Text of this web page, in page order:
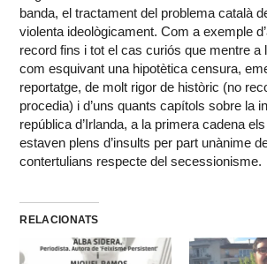
banda, el tractament del problema català
violenta ideològicament. Com a exemple
record fins i tot el cas curiós que mentre a
com esquivant una hipotètica censura,
reportatge, de molt rigor de històric (no
procedia) i d’uns quants capítols sobre la
república d’Irlanda, a la primera cadena
estaven plens d’insults per part unànime
contertulians respecte del secessionisme.
RELACIONATS